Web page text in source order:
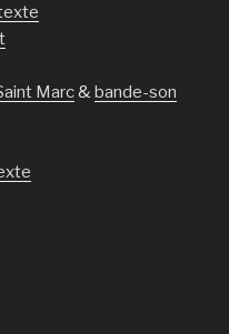
Marc&bande-son